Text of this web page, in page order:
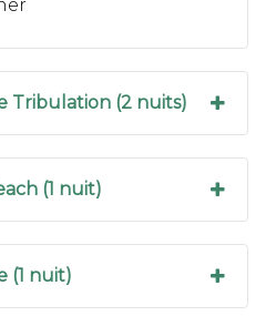
Tribulation (2 nuits)
(1 nuit)
(1 nuit)